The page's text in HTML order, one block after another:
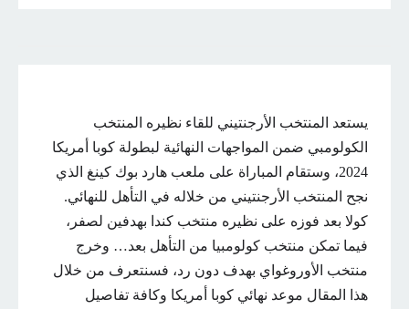
يستعد المنتخب الأرجنتيني للقاء نظيره المنتخب
الكولومبي ضمن المواجهات النهائية لبطولة كوبا أمريكا
2024، وستقام المباراة على ملعب هارد بوك كينغ الذي
نجح المنتخب الأرجنتيني من خلاله في التأهل للنهائي.
كولا بعد فوزه على نظيره منتخب كندا بهدفين لصفر،
فيما تمكن منتخب كولومبيا من التأهل بعد… وخرج
منتخب الأوروغواي بهدف دون رد، فسنتعرف من خلال
هذا المقال موعد نهائي كوبا أمريكا وكافة تفاصيل